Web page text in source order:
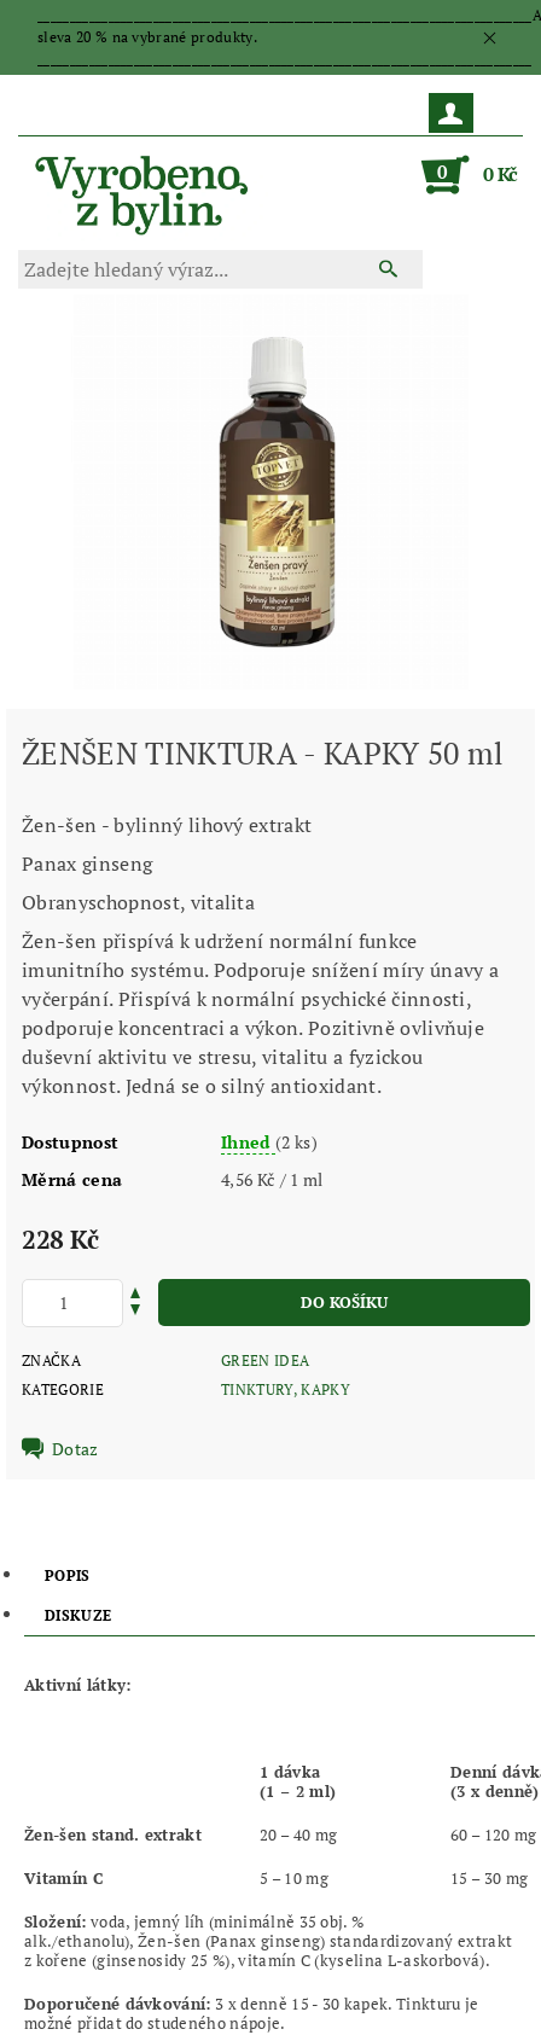
sleva 20 % na vybrané produkty.
0 0 Kč
ŽENŠEN TINKTURA - KAPKY 50 ml
Žen-šen - bylinný lihový extrakt
Panax ginseng
Obranyschopnost, vitalita
Žen-šen přispívá k udržení normální funkce
imunitního systému. Podporuje snížení míry únavy a
vyčerpání. Přispívá k normální psychické činnosti,
podporuje koncentraci a výkon. Pozitivně ovlivňuje
duševní aktivitu ve stresu, vitalitu a fyzickou
výkonnost. Jedná se o silný antioxidant.
Dostupnost Ihned(2 ks)
Měrná cena
4,56 Kč / 1 ml
228 Kč
ZNAČKA
GREEN IDEA
KATEGORIE
TINKTURY, KAPKY
Dotaz
POPIS
DISKUZE
Aktivní látky:
1 dávka
(1 – 2 ml)
Denní
(3 x denně)
Žen-šen stand. extrakt
20 – 40 mg
60 – 120 mg
Vitamín C
5 – 10 mg
15 – 30 mg
Složení: voda, jemný líh (minimálně 35 obj. %
alk./ethanolu), Žen-šen (Panax ginseng) standardizovaný extrakt
z kořene (ginsenosidy 25 %), vitamín C (kyselina L-askorbová).
Doporučené dávkování: 3 x denně 15 - 30 kapek. Tinkturu je
možné přidat do studeného nápoje.